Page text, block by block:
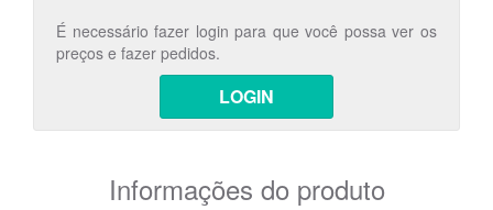
É necessário fazer login para que você possa ver os
preços e fazer pedidos.
LOGIN
Informações do produto